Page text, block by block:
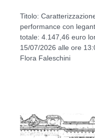
Titolo:
performance con
totale: 4.147,46 euro
15/07/2026 alle ore
Flora Faleschini